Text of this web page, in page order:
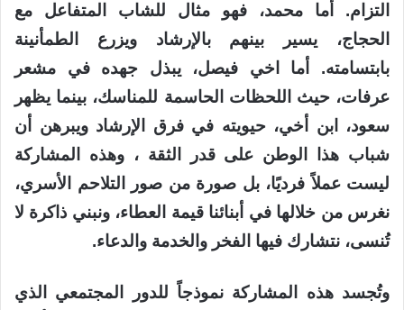
التزام. أما محمد، فهو مثال للشاب المتفاعل مع
الحجاج، يسير بينهم بالإرشاد ويزرع الطمأنينة
بابتسامته. أما اخي فيصل، يبذل جهده في مشعر
عرفات، حيث اللحظات الحاسمة للمناسك، بينما يظهر
سعود، ابن أخي، حيويته في فرق الإرشاد ويبرهن أن
شباب هذا الوطن على قدر الثقة ، وهذه المشاركة
ليست عملاً فرديًا، بل صورة من صور التلاحم الأسري،
نغرس من خلالها في أبنائنا قيمة العطاء، ونبني ذاكرة لا
تُنسى، نتشارك فيها الفخر والخدمة والدعاء.
وتُجسد هذه المشاركة نموذجاً للدور المجتمعي الذي